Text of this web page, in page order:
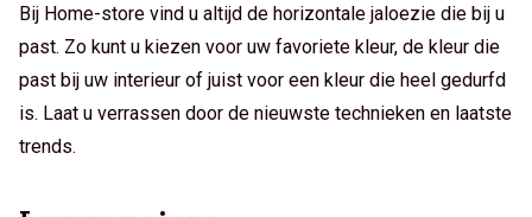
Bij Home-store vind u altijd de horizontale jaloezie die bij u
past. Zo kunt u kiezen voor uw favoriete kleur, de kleur die
past bij uw interieur of juist voor een kleur die heel gedurfd
is. Laat u verrassen door de nieuwste technieken en laatste
trends.